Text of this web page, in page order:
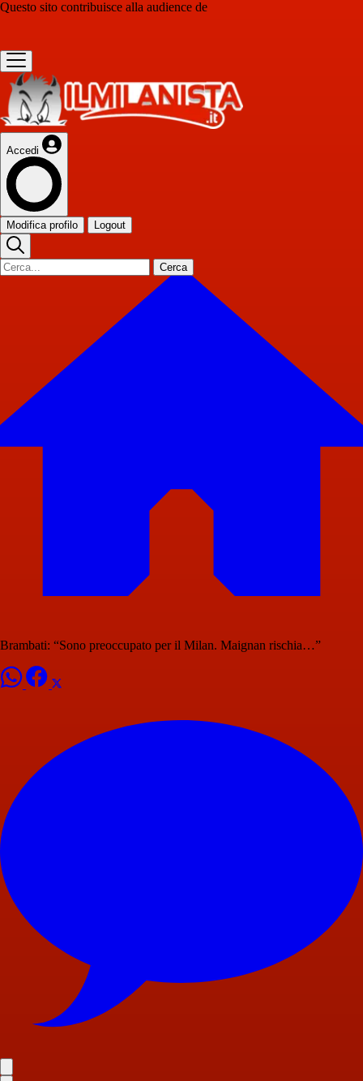
Questo sito contribuisce alla audience de
Accedi
Modifica profilo Logout
Cerca
Brambati: “Sono preoccupato per il Milan. Maignan rischia…”